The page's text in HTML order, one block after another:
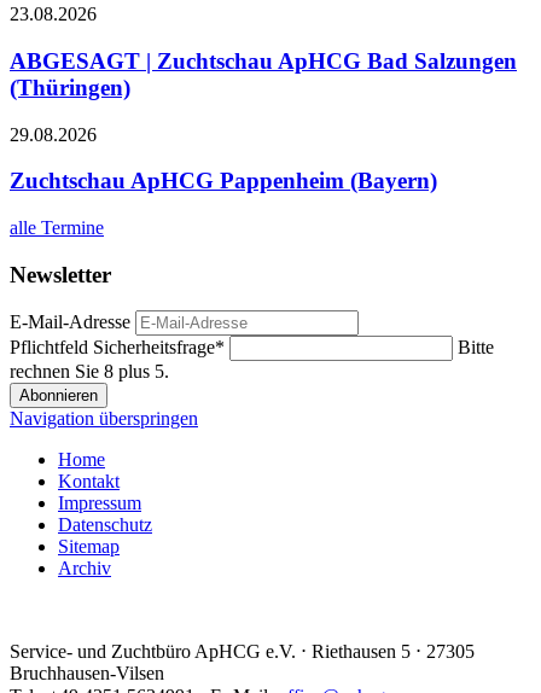
23.08.2026
ABGESAGT | Zuchtschau ApHCG Bad Salzungen
(Thüringen)
29.08.2026
Zuchtschau ApHCG Pappenheim (Bayern)
alle Termine
Newsletter
E-Mail-Adresse
Pflichtfeld Sicherheitsfrage*
Bitte
rechnen Sie 8 plus 5.
Abonnieren
Navigation überspringen
Home
Kontakt
Impressum
Datenschutz
Sitemap
Archiv
Service- und Zuchtbüro ApHCG e.V. ⋅ Riethausen 5 ⋅ 27305
Bruchhausen-Vilsen